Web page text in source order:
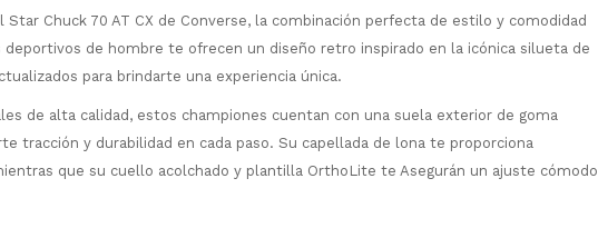
Star Chuck 70 AT CX de Converse, la combinación perfecta de estilo y comodidad
deportivos de hombre te ofrecen un diseño retro inspirado en la icónica silueta de
para brindarte una experiencia única.
de alta calidad, estos championes cuentan con una suela exterior de goma
tracción y durabilidad en cada paso. Su capellada de lona te proporciona
que su cuello acolchado y plantilla OrthoLite te Asegurán un ajuste cómodo
¡Sumate a la forma más ágil de
comprar!
Comprá en 3 cuotas sin recargo o hasta